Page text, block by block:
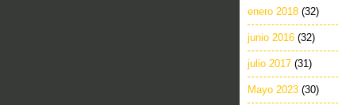
enero 2018 (32)
junio 2016 (32)
julio 2017 (31)
Mayo 2023 (30)